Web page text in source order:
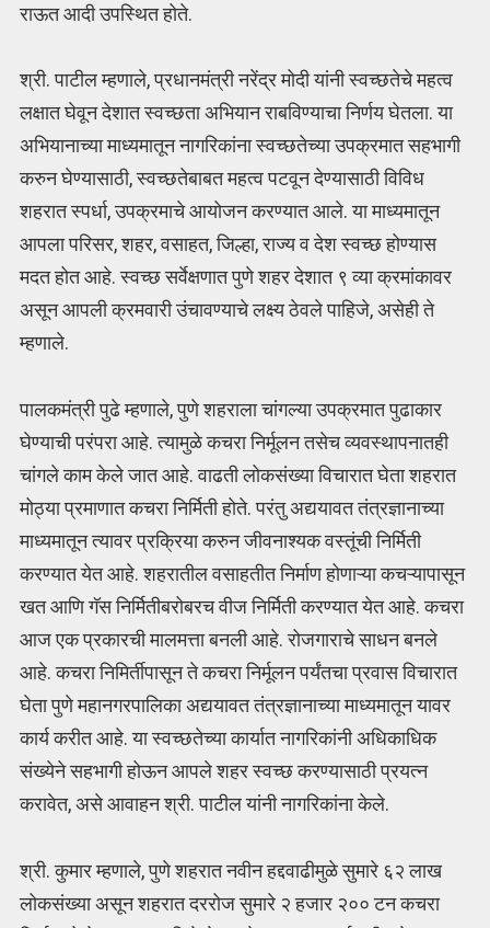
राऊत आदी उपस्थित होते.
श्री. पाटील म्हणाले, प्रधानमंत्री नरेंद्र मोदी यांनी स्वच्छतेचे महत्व
लक्षात घेवून देशात स्वच्छता अभियान राबविण्याचा निर्णय घेतला. या
अभियानाच्या माध्यमातून नागरिकांना स्वच्छतेच्या उपक्रमात सहभागी
करुन घेण्यासाठी, स्वच्छतेबाबत महत्व पटवून देण्यासाठी विविध
शहरात स्पर्धा, उपक्रमाचे आयोजन करण्यात आले. या माध्यमातून
आपला परिसर, शहर, वसाहत, जिल्हा, राज्य व देश स्वच्छ होण्यास
मदत होत आहे. स्वच्छ सर्वेक्षणात पुणे शहर देशात ९ व्या क्रमांकावर
असून आपली क्रमवारी उंचावण्याचे लक्ष्य ठेवले पाहिजे, असेही ते
म्हणाले.
पालकमंत्री पुढे म्हणाले, पुणे शहराला चांगल्या उपक्रमात पुढाकार
घेण्याची परंपरा आहे. त्यामुळे कचरा निर्मूलन तसेच व्यवस्थापनातही
चांगले काम केले जात आहे. वाढती लोकसंख्या विचारात घेता शहरात
मोठ्या प्रमाणात कचरा निर्मिती होते. परंतु अद्ययावत तंत्रज्ञानाच्या
माध्यमातून त्यावर प्रक्रिया करुन जीवनाश्यक वस्तूंची निर्मिती
करण्यात येत आहे. शहरातील वसाहतीत निर्माण होणाऱ्या कचऱ्यापासून
खत आणि गॅस निर्मितीबरोबरच वीज निर्मिती करण्यात येत आहे. कचरा
आज एक प्रकारची मालमत्ता बनली आहे. रोजगाराचे साधन बनले
आहे. कचरा निमिर्तीपासून ते कचरा निर्मूलन पर्यंतचा प्रवास विचारात
घेता पुणे महानगरपालिका अद्ययावत तंत्रज्ञानाच्या माध्यमातून यावर
कार्य करीत आहे. या स्वच्छतेच्या कार्यात नागरिकांनी अधिकाधिक
संख्येने सहभागी होऊन आपले शहर स्वच्छ करण्यासाठी प्रयत्न
करावेत, असे आवाहन श्री. पाटील यांनी नागरिकांना केले.
श्री. कुमार म्हणाले, पुणे शहरात नवीन हद्दवाढीमुळे सुमारे ६२ लाख
लोकसंख्या असून शहरात दररोज सुमारे २ हजार २०० टन कचरा